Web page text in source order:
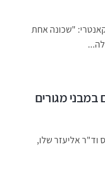
"שכונה אחת
במבני מגורים
וד"ר אליעזר שלו,